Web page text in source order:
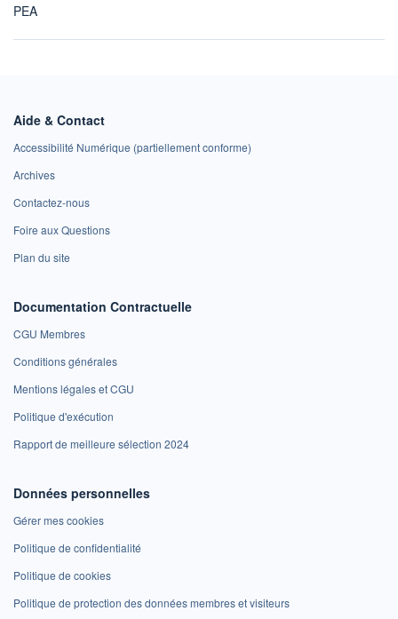
PEA
Aide & Contact
Accessibilité Numérique (partiellement conforme)
Archives
Contactez-nous
Foire aux Questions
Plan du site
Documentation Contractuelle
CGU Membres
Conditions générales
Mentions légales et CGU
Politique d'exécution
Rapport de meilleure sélection 2024
Données personnelles
Gérer mes cookies
Politique de confidentialité
Politique de cookies
Politique de protection des données membres et visiteurs